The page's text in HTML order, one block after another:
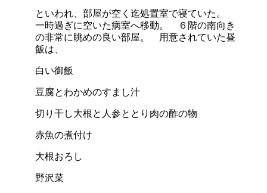
といわれ、部屋が空く迄処置室で寝ていた。
一時過ぎに空いた病室へ移動。 ６階の南向き
の非常に眺めの良い部屋。 用意されていた昼
飯は、
白い御飯
豆腐とわかめのすまし汁
切り干し大根と人参ととり肉の酢の物
赤魚の煮付け
大根おろし
野沢菜